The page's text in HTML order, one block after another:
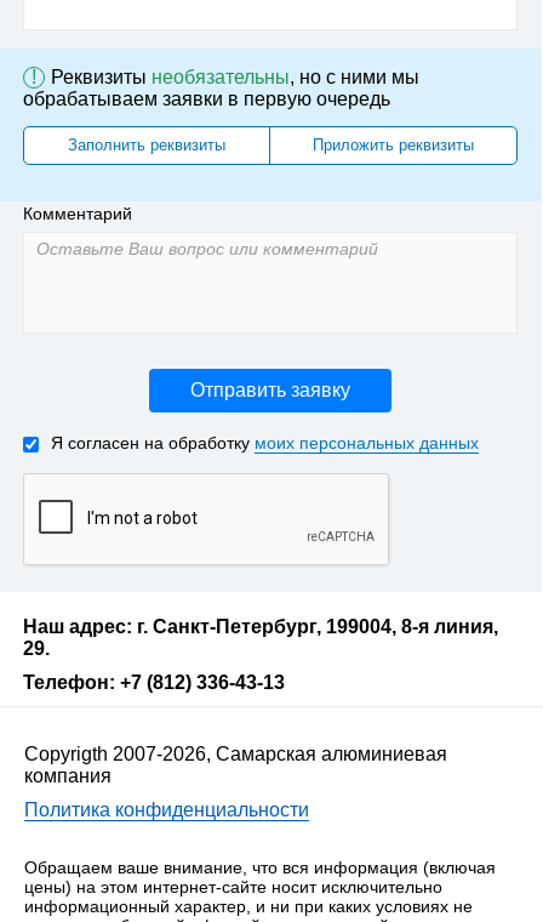
! Реквизиты необязательны, но с ними мы
обрабатываем заявки в первую очередь
Заполнить реквизиты Приложить реквизиты
Комментарий
Отправить заявку
Я согласен на обработку моих персональных данных
Наш адрес: г. Санкт-Петербург, 199004, 8-я линия,
29.
Телефон: +7 (812) 336-43-13
Copyrigth 2007-2026, Самарская алюминиевая
компания
Политика конфиденциальности
Обращаем ваше внимание, что вся информация (включая
цены) на этом интернет-сайте носит исключительно
информационный характер, и ни при каких условиях не